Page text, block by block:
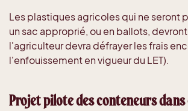
Les plastiques agricoles qui ne seront
un sac approprié, ou en ballots,
l'agriculteur devra défrayer les frais
l'enfouissement en vigueur du LET).
Projet pilote des conteneurs